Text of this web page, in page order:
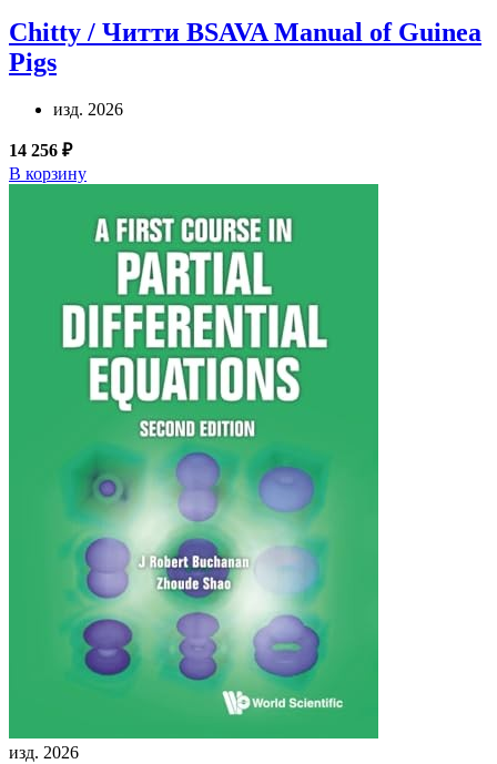
Chitty / Читти BSAVA Manual of Guinea
Pigs
изд. 2026
14 256 ₽
В корзину
изд. 2026